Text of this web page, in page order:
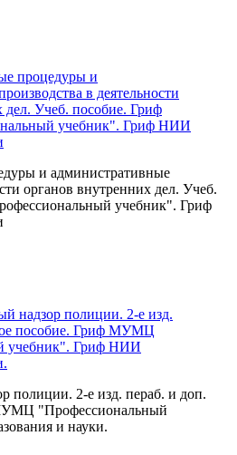
и административные
органов внутренних дел. Учеб.
учебник". Гриф
полиции. 2-е изд. пераб. и доп.
"Профессиональный
и науки.